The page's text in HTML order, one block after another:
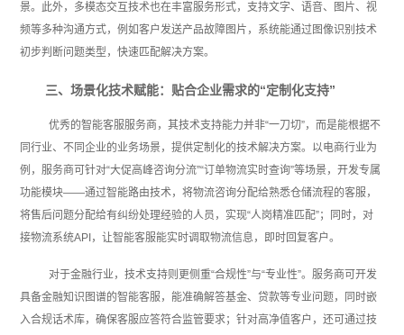
景。此外，多模态交互技术也在丰富服务形式，支持文字、语音、图片、视
频等多种沟通方式，例如客户发送产品故障图片，系统能通过图像识别技术
初步判断问题类型，快速匹配解决方案。
三、场景化技术赋能：贴合企业需求的“定制化支持”
优秀的智能客服服务商，其技术支持能力并非“一刀切”，而是能根据不
同行业、不同企业的业务场景，提供定制化的技术解决方案。以电商行业为
例，服务商可针对“大促高峰咨询分流”“订单物流实时查询”等场景，开发专属
功能模块——通过智能路由技术，将物流咨询分配给熟悉仓储流程的客服，
将售后问题分配给有纠纷处理经验的人员，实现“人岗精准匹配”；同时，对
接物流系统API，让智能客服能实时调取物流信息，即时回复客户。
对于金融行业，技术支持则更侧重“合规性”与“专业性”。服务商可开发
具备金融知识图谱的智能客服，能准确解答基金、贷款等专业问题，同时嵌
入合规话术库，确保客服应答符合监管要求；针对高净值客户，还可通过技